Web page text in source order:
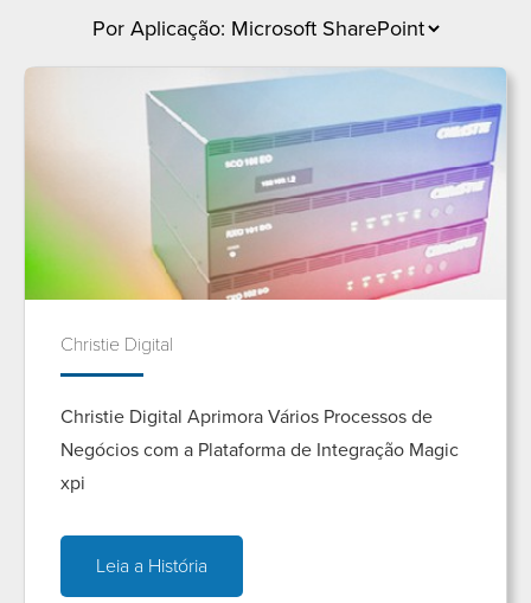
Christie Digital
Christie Digital Aprimora Vários Processos de
Negócios com a Plataforma de Integração Magic
xpi
Leia a História